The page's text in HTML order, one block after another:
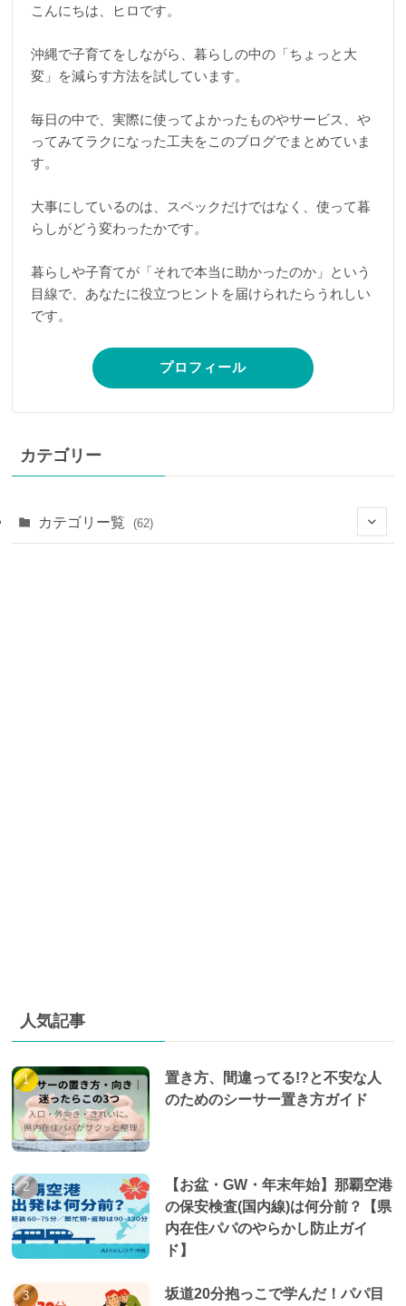
こんにちは、ヒロです。
沖縄で子育てをしながら、暮らしの中の「ちょっと大
変」を減らす方法を試しています。
毎日の中で、実際に使ってよかったものやサービス、や
ってみてラクになった工夫をこのブログでまとめていま
す。
大事にしているのは、スペックだけではなく、使って暮
らしがどう変わったかです。
暮らしや子育てが「それで本当に助かったのか」という
目線で、あなたに役立つヒントを届けられたらうれしい
です。
プロフィール
カテゴリー
カテゴリー覧 (62)
人気記事
置き方、間違ってる!?と不安な人
のためのシーサー置き方ガイド
【お盆・GW・年末年始】那覇空港
の保安検査(国内線)は何分前？【県
内在住パパのやらかし防止ガイ
ド】
坂道20分抱っこで学んだ！パパ目